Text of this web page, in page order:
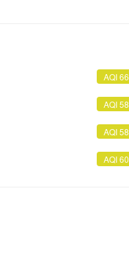
AQI 66
AQI 58
AQI 58
AQI 60